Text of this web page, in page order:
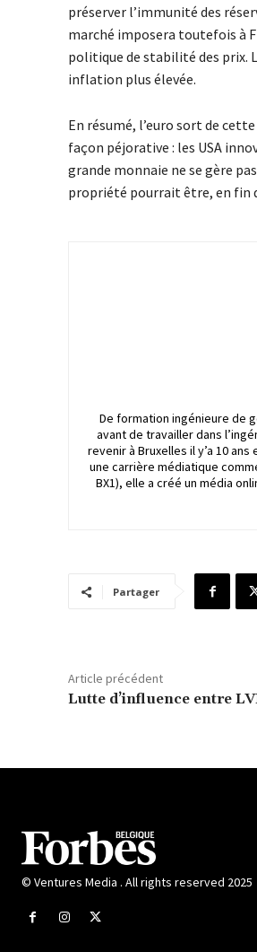
préserver l’immunité des
marché imposera toutefois à
politique de stabilité des prix.
inflation plus élevée.
En résumé, l’euro sort de
façon péjorative : les USA
grande monnaie ne se gère
propriété pourrait être, en fin
De formation ingénieure de
avant de travailler dans
revenir à Bruxelles il y’a 10
une carrière médiatique
BX1), elle a créé un média
Partager
Article précédent
Lutte d’influence entre
© Ventures Media . All rights reserved 2025